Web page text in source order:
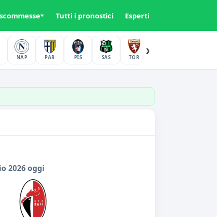
Tutti i pronostici Esperti
NAP PAR PIS SAS TOR
›
2026 oggi